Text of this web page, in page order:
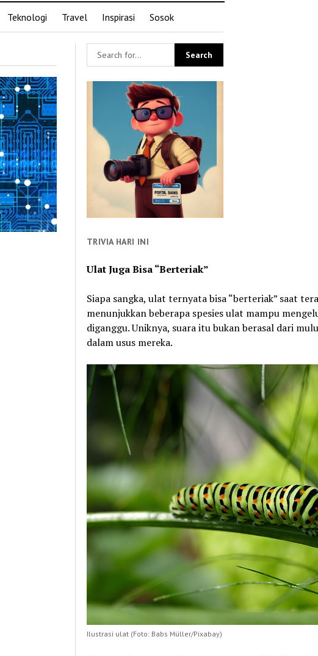
Teknologi Travel Inspirasi Sosok
TRIVIA HARI INI
Ulat Juga Bisa “Berteriak”
Siapa sangka, ulat ternyata bisa “berteriak” saat
menunjukkan beberapa spesies ulat mampu
diganggu. Uniknya, suara itu bukan berasal dari
dalam usus mereka.
Ilustrasi ulat (Foto: Babs Müller/Pixabay)